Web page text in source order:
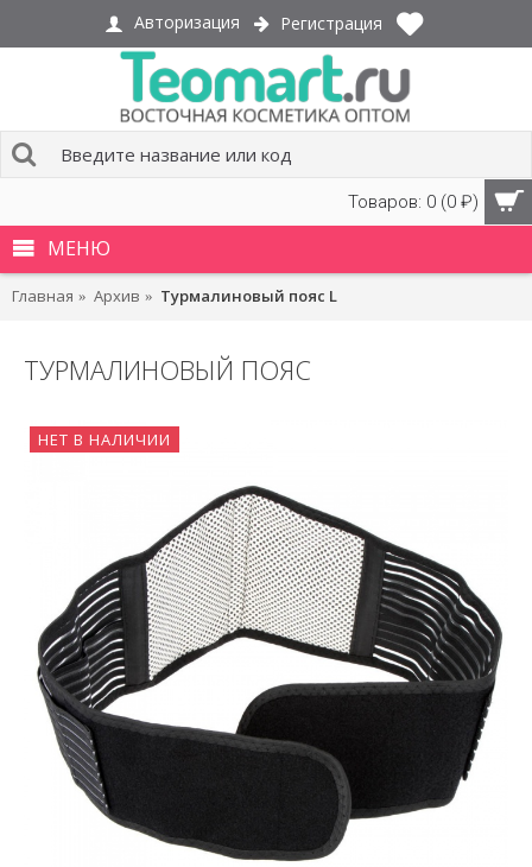
Авторизация Регистрация
Товаров: 0 (0 ₽)
МЕНЮ
Главная Архив Турмалиновый пояс L
ТУРМАЛИНОВЫЙ ПОЯС
НЕТ В НАЛИЧИИ